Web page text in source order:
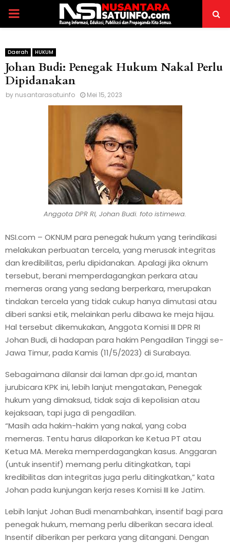
PRIMARY
Daerah HUKUM
Johan Budi: Penegak Hukum Nakal Perlu
Dipidanakan
by nusantarasatuinfo Mei 15, 2023
Anggota DPR RI, Johan Budi. foto istimewa.
NSI.com – OKNUM para penegak hukum yang terindikasi
melakukan perbuatan tercela, yang merusak integritas
dan kredibilitas, perlu dipidanakan. Apalagi jika oknum
tersebut, berani memperdagangkan perkara atau
memeras orang yang sedang berperkara, merupakan
tindakan tercela yang tidak cukup hanya dimutasi atau
diberi sanksi etik, melainkan perlu dibawa ke meja hijau.
Hal tersebut dikemukakan, Anggota Komisi III DPR RI
Johan Budi, di hadapan para hakim Pengadilan Tinggi se-
Jawa Timur, pada Kamis (11/5/2023) di Surabaya.
Sebagaimana dilansir dai laman dpr.go.id, mantan
jurubicara KPK ini, lebih lanjut mengatakan, Penegak
hukum yang dimaksud, tidak saja di kepolisian atau
kejaksaan, tapi juga di pengadilan.
“Masih ada hakim-hakim yang nakal, yang coba
memeras. Tentu harus dilaporkan ke Ketua PT atau
Ketua MA. Mereka memperdagangkan kasus. Anggaran
(untuk insentif) memang perlu ditingkatkan, tapi
kredibilitas dan integritas juga perlu ditingkatkan,” kata
Johan pada kunjungan kerja reses Komisi III ke Jatim.
Lebih lanjut Johan Budi menambahkan, insentif bagi para
penegak hukum, memang perlu diberikan secara ideal.
Insentif diberikan per perkara yang ditangani. Dengan